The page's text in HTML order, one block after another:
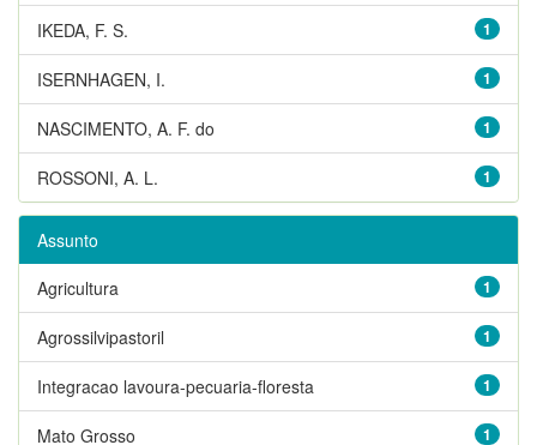
1
IKEDA, F. S.
1
ISERNHAGEN, I.
1
NASCIMENTO, A. F. do
1
ROSSONI, A. L.
Assunto
1
Agricultura
1
Agrossilvipastoril
1
Integracao lavoura-pecuaria-floresta
1
Mato Grosso